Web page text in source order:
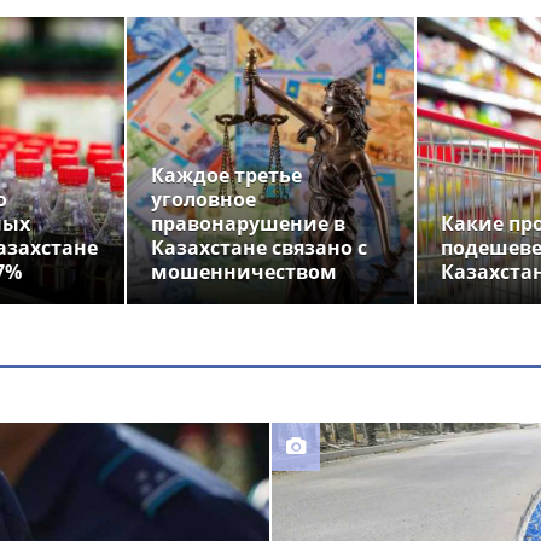
Каждое третье
уголовное
правонарушение в
Казахстане связано с
мошенничеством
Какие